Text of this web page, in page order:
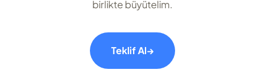
birlikte büyütelim.
Teklif Al→